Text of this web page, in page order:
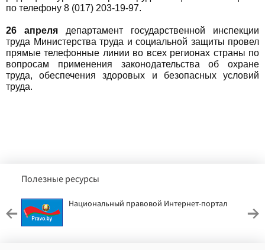
по телефону 8 (017) 203-19-97.
26 апреля департамент государственной инспекции
труда Министерства труда и социальной защиты провел
прямые телефонные линии во всех регионах страны по
вопросам применения законодательства об охране
труда, обеспечения здоровых и безопасных условий
труда.
Полезные ресурсы
Национальный правовой Интернет-портал